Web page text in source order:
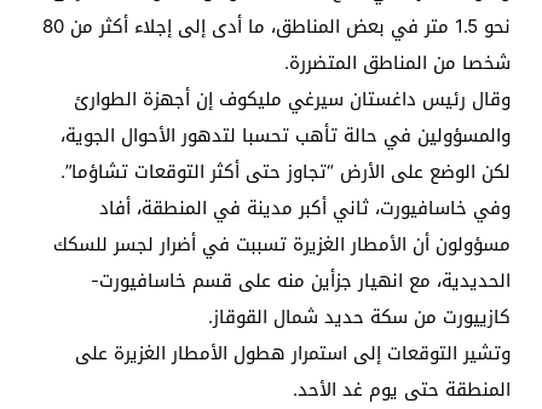
نحو 1.5 متر في بعض المناطق، ما أدى إلى إجلاء أكثر من 80
شخصا من المناطق المتضررة.
وقال رئيس داغستان سيرغي مليكوف إن أجهزة الطوارئ
والمسؤولين في حالة تأهب تحسبا لتدهور الأحوال الجوية،
لكن الوضع على الأرض “تجاوز حتى أكثر التوقعات تشاؤما”.
وفي خاسافيورت، ثاني أكبر مدينة في المنطقة، أفاد
مسؤولون أن الأمطار الغزيرة تسببت في أضرار لجسر للسكك
الحديدية، مع انهيار جزأين منه على قسم خاسافيورت-
كازييورت من سكة حديد شمال القوقاز.
وتشير التوقعات إلى استمرار هطول الأمطار الغزيرة على
المنطقة حتى يوم غد الأحد.